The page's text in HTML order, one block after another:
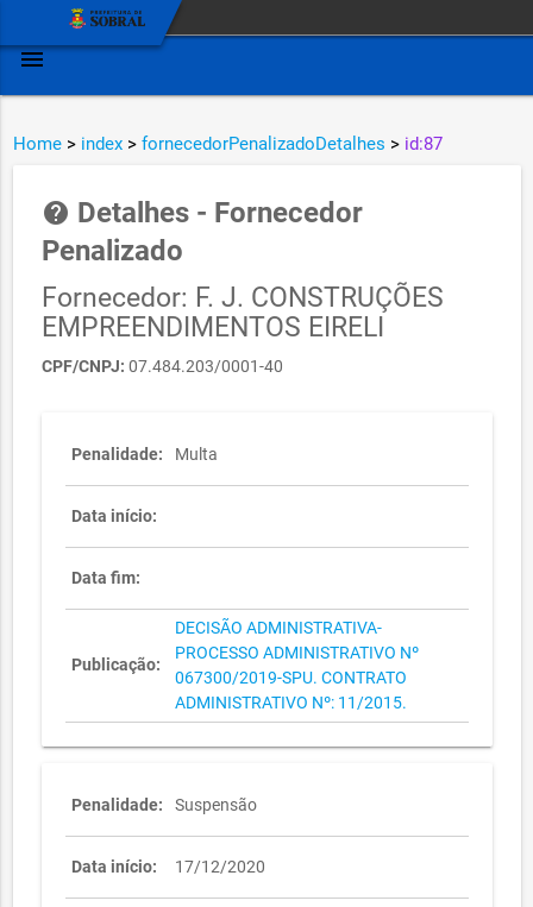
menu
Home > index > fornecedorPenalizadoDetalhes > id:87
help Detalhes - Fornecedor
Penalizado
Fornecedor: F. J. CONSTRUÇÕES
EMPREENDIMENTOS EIRELI
CPF/CNPJ: 07.484.203/0001-40
Penalidade: Multa
Data início:
Data fim:
Publicação:
DECISÃO ADMINISTRATIVA-
PROCESSO ADMINISTRATIVO Nº
067300/2019-SPU. CONTRATO
ADMINISTRATIVO Nº: 11/2015.
Penalidade: Suspensão
Data início: 17/12/2020